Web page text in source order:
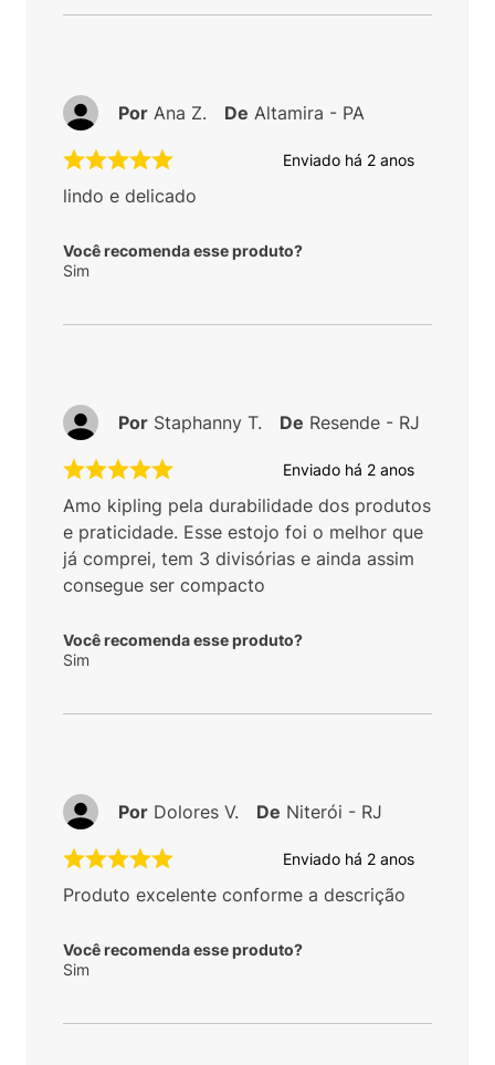
Enviado há 2 anos
lindo e delicado
Você recomenda esse produto?
Sim
Por Ana Z. De Altamira - PA
Enviado há 2 anos
Amo kipling pela durabilidade dos produtos
e praticidade. Esse estojo foi o melhor que
já comprei, tem 3 divisórias e ainda assim
consegue ser compacto
Você recomenda esse produto?
Sim
Por Staphanny T. De Resende - RJ
Enviado há 2 anos
Produto excelente conforme a descrição
Você recomenda esse produto?
Sim
Por Dolores V. De Niterói - RJ